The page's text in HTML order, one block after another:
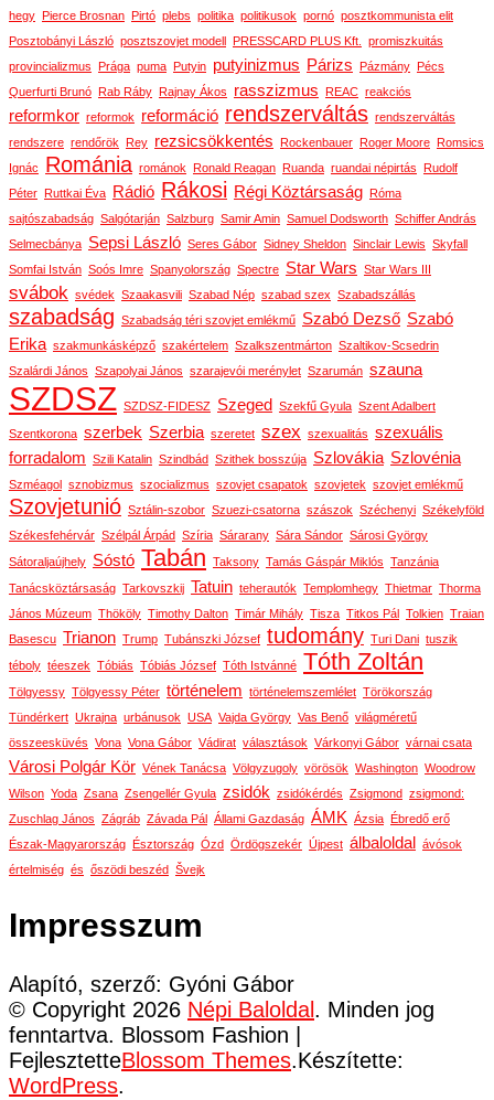
hegy
Pierce Brosnan Pirtó plebs politika politikusok pornó posztkommunista elit
Posztobányi László posztszovjet modell PRESSCARD PLUS Kft.
promiszkuitás
provincializmus
Prága puma Putyin putyinizmus Párizs Pázmány
Pécs
Querfurti Brunó
Rab Ráby Rajnay Ákos rasszizmus REAC reakciós
reformkor reformok reformáció rendszerváltás rendszerváltás
rendszere rendőrök Rey rezsicsökkentés Rockenbauer Roger Moore
Romsics
Ignác
Románia románok Ronald Reagan Ruanda ruandai népirtás
Rudolf
Péter
Ruttkai Éva Rádió Rákosi Régi Köztársaság
Róma
sajtószabadság Salgótarján Salzburg Samir Amin Samuel Dodsworth Schiffer András
Selmecbánya Sepsi László Seres Gábor Sidney Sheldon Sinclair Lewis Skyfall
Somfai István Soós Imre Spanyolország Spectre Star Wars Star Wars III
svábok svédek Szaakasvili Szabad Nép szabad szex Szabadszállás
szabadság Szabadság téri szovjet emlékmű Szabó Dezső Szabó
Erika szakmunkásképző szakértelem Szalkszentmárton Szaltikov-Scsedrin
Szalárdi János Szapolyai János szarajevói merénylet Szarumán szauna
SZDSZ SZDSZ-FIDESZ Szeged Szekfű Gyula Szent Adalbert
Szentkorona szerbek Szerbia szeretet szex szexualitás szexuális
forradalom Szili Katalin Szindbád Szithek bosszúja Szlovákia Szlovénia
Szméagol sznobizmus szocializmus szovjet csapatok szovjetek szovjet emlékmű
Szovjetunió Sztálin-szobor Szuezi-csatorna szászok Széchenyi Székelyföld
Székesfehérvár Szélpál Árpád Szíria Sárarany Sára Sándor Sárosi György
Sátoraljaújhely Sóstó Tabán Taksony Tamás Gáspár Miklós Tanzánia
Tanácsköztársaság Tarkovszkij Tatuin teherautók Templomhegy Thietmar Thorma
János Múzeum Thököly Timothy Dalton Timár Mihály Tisza Titkos Pál Tolkien Traian
Basescu Trianon Trump Tubánszki József tudomány Turi Dani tuszik
téboly téeszek Tóbiás Tóbiás József Tóth Istvánné Tóth Zoltán
Tölgyessy Tölgyessy Péter történelem történelemszemlélet Törökország
Tündérkert Ukrajna urbánusok USA Vajda György Vas Benő világméretű
összeesküvés Vona Vona Gábor Vádirat választások Várkonyi Gábor várnai csata
Városi Polgár Kör Vének Tanácsa Völgyzugoly vörösök Washington Woodrow
Wilson Yoda Zsana Zsengellér Gyula zsidók zsidókérdés Zsigmond zsigmond:
Zuschlag János Zágráb Závada Pál Állami Gazdaság ÁMK Ázsia
Ébredő erő
Észak-Magyarország
Észtország Ózd Ördögszekér Újpest álbaloldal
ávósok
értelmiség és őszödi beszéd Švejk
Impresszum
Alapító, szerző: Gyóni Gábor
© Copyright 2026 Népi Baloldal . Minden jog
fenntartva. Blossom Fashion |
FejlesztetteBlossom Themes.Készítette:
WordPress.